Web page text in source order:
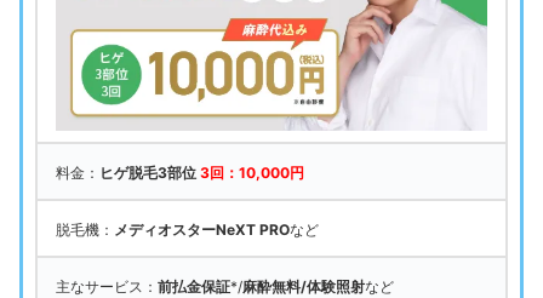
料金： ヒゲ脱毛3部位 3回：10,000円
脱毛機： メディオスターNeXT PROなど
主なサービス： 前払金保証*/麻酔無料/体験照射など